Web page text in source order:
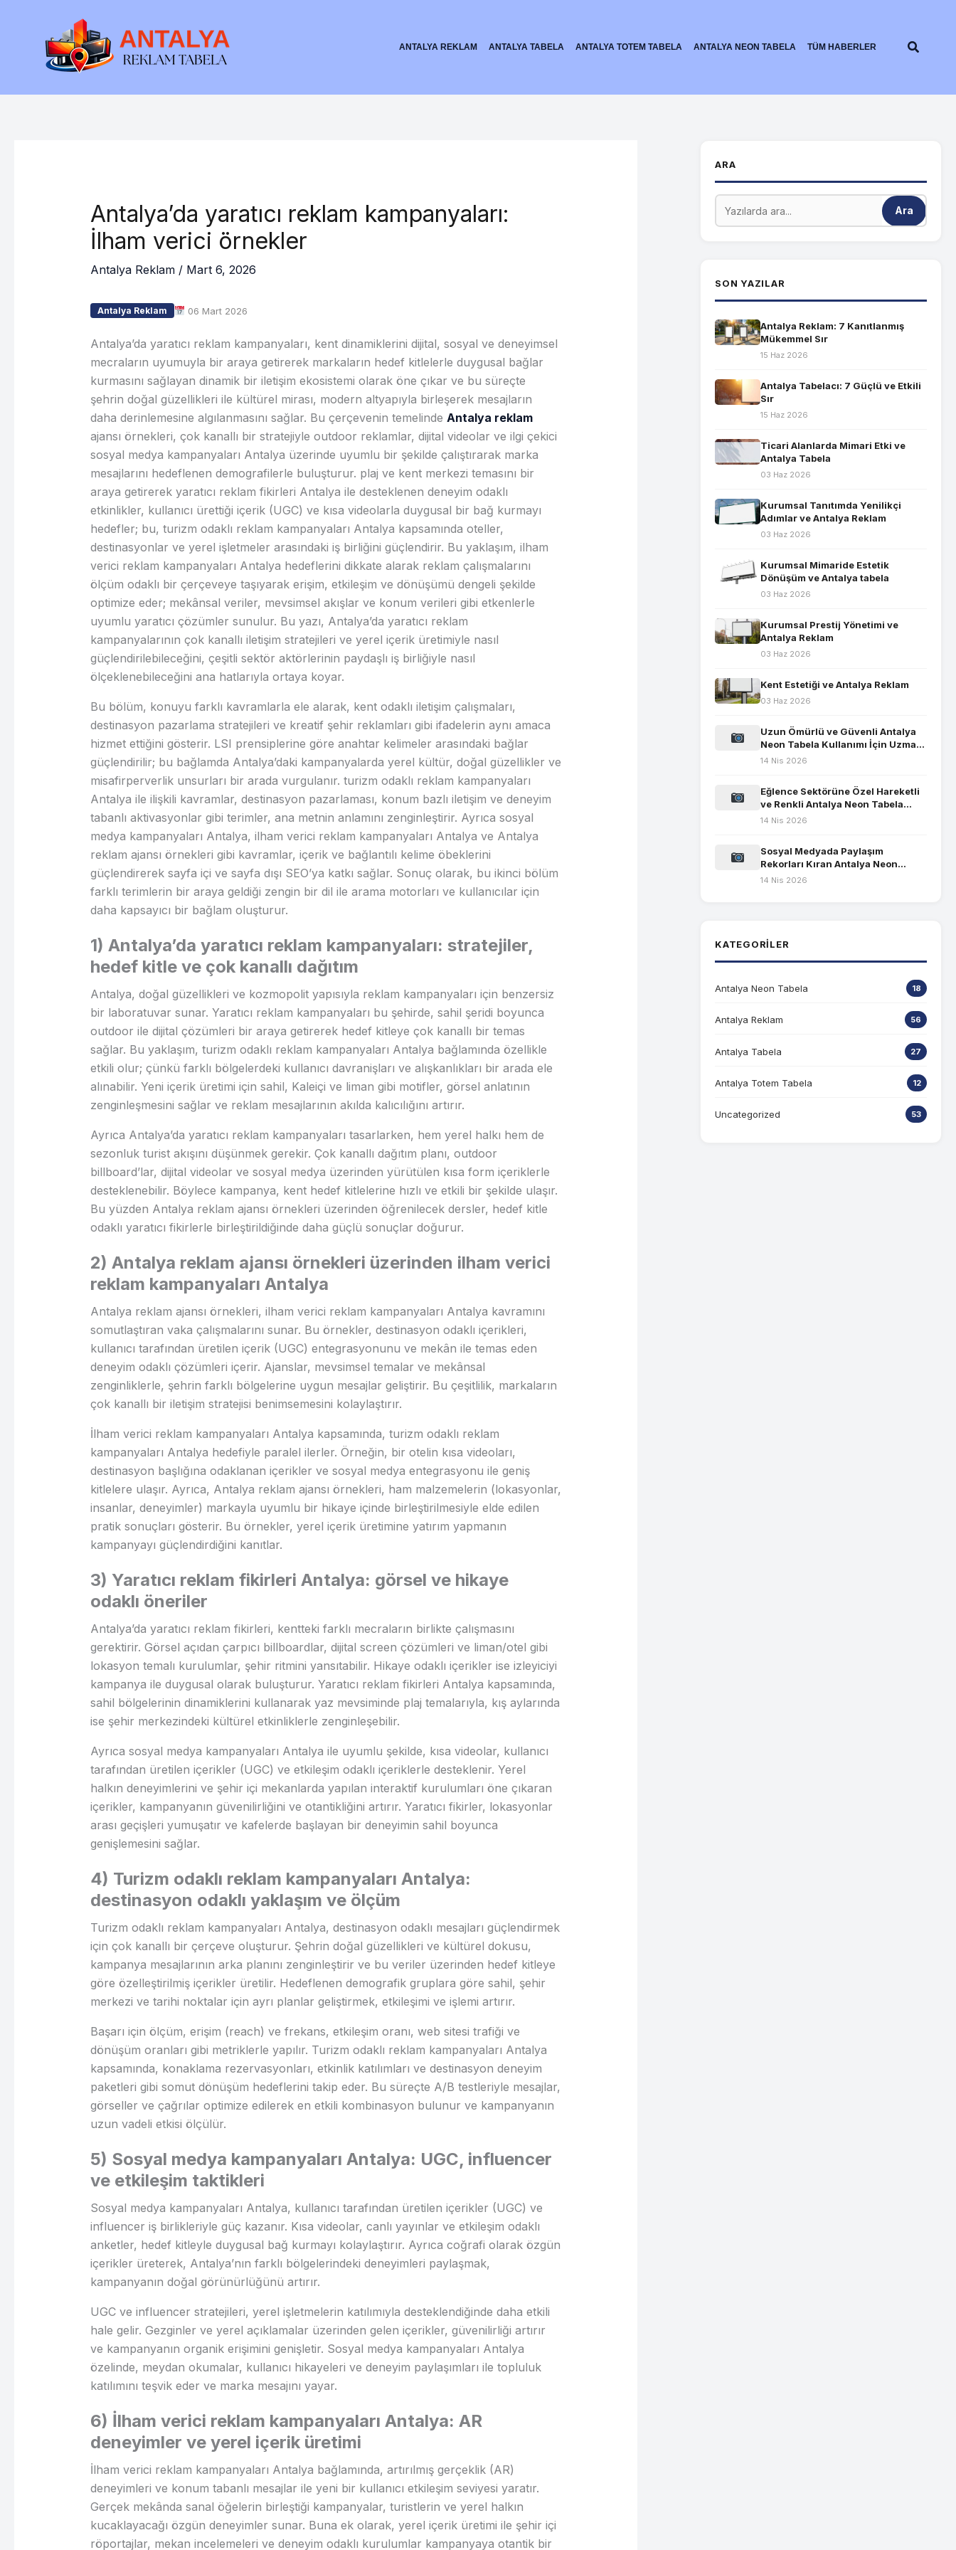
ANTALYA REKLAM ANTALYA TABELA ANTALYA TOTEM TABELA ANTALYA NEON TABELA TÜM HABERLER Ara
Antalya’da yaratıcı reklam kampanyaları:
İlham verici örnekler
Antalya Reklam/ Mart 6, 2026
Antalya Reklam 06 Mart 2026
Antalya’da yaratıcı reklam kampanyaları, kent dinamiklerini dijital, sosyal ve deneyimsel
mecraların uyumuyla bir araya getirerek markaların hedef kitlelerle duygusal bağlar
kurmasını sağlayan dinamik bir iletişim ekosistemi olarak öne çıkar ve bu süreçte
şehrin doğal güzellikleri ile kültürel mirası, modern altyapıyla birleşerek mesajların
daha derinlemesine algılanmasını sağlar. Bu çerçevenin temelinde Antalya reklam
ajansı örnekleri, çok kanallı bir stratejiyle outdoor reklamlar, dijital videolar ve ilgi çekici
sosyal medya kampanyaları Antalya üzerinde uyumlu bir şekilde çalıştırarak marka
mesajlarını hedeflenen demografilerle buluşturur. plaj ve kent merkezi temasını bir
araya getirerek yaratıcı reklam fikirleri Antalya ile desteklenen deneyim odaklı
etkinlikler, kullanıcı ürettiği içerik (UGC) ve kısa videolarla duygusal bir bağ kurmayı
hedefler; bu, turizm odaklı reklam kampanyaları Antalya kapsamında oteller,
destinasyonlar ve yerel işletmeler arasındaki iş birliğini güçlendirir. Bu yaklaşım, ilham
verici reklam kampanyaları Antalya hedeflerini dikkate alarak reklam çalışmalarını
ölçüm odaklı bir çerçeveye taşıyarak erişim, etkileşim ve dönüşümü dengeli şekilde
optimize eder; mekânsal veriler, mevsimsel akışlar ve konum verileri gibi etkenlerle
uyumlu yaratıcı çözümler sunulur. Bu yazı, Antalya’da yaratıcı reklam
kampanyalarının çok kanallı iletişim stratejileri ve yerel içerik üretimiyle nasıl
güçlendirilebileceğini, çeşitli sektör aktörlerinin paydaşlı iş birliğiyle nasıl
ölçeklenebileceğini ana hatlarıyla ortaya koyar.
Bu bölüm, konuyu farklı kavramlarla ele alarak, kent odaklı iletişim çalışmaları,
destinasyon pazarlama stratejileri ve kreatif şehir reklamları gibi ifadelerin aynı amaca
hizmet ettiğini gösterir. LSI prensiplerine göre anahtar kelimeler arasındaki bağlar
güçlendirilir; bu bağlamda Antalya’daki kampanyalarda yerel kültür, doğal güzellikler ve
misafirperverlik unsurları bir arada vurgulanır. turizm odaklı reklam kampanyaları
Antalya ile ilişkili kavramlar, destinasyon pazarlaması, konum bazlı iletişim ve deneyim
tabanlı aktivasyonlar gibi terimler, ana metnin anlamını zenginleştirir. Ayrıca sosyal
medya kampanyaları Antalya, ilham verici reklam kampanyaları Antalya ve Antalya
reklam ajansı örnekleri gibi kavramlar, içerik ve bağlantılı kelime öbeklerini
güçlendirerek sayfa içi ve sayfa dışı SEO’ya katkı sağlar. Sonuç olarak, bu ikinci bölüm
farklı terimlerin bir araya geldiği zengin bir dil ile arama motorları ve kullanıcılar için
daha kapsayıcı bir bağlam oluşturur.
1) Antalya’da yaratıcı reklam kampanyaları: stratejiler,
hedef kitle ve çok kanallı dağıtım
Antalya, doğal güzellikleri ve kozmopolit yapısıyla reklam kampanyaları için benzersiz
bir laboratuvar sunar. Yaratıcı reklam kampanyaları bu şehirde, sahil şeridi boyunca
outdoor ile dijital çözümleri bir araya getirerek hedef kitleye çok kanallı bir temas
sağlar. Bu yaklaşım, turizm odaklı reklam kampanyaları Antalya bağlamında özellikle
etkili olur; çünkü farklı bölgelerdeki kullanıcı davranişları ve alışkanlıkları bir arada ele
alınabilir. Yeni içerik üretimi için sahil, Kaleiçi ve liman gibi motifler, görsel anlatının
zenginleşmesini sağlar ve reklam mesajlarının akılda kalıcılığını artırır.
Ayrıca Antalya’da yaratıcı reklam kampanyaları tasarlarken, hem yerel halkı hem de
sezonluk turist akışını düşünmek gerekir. Çok kanallı dağıtım planı, outdoor
billboard’lar, dijital videolar ve sosyal medya üzerinden yürütülen kısa form içeriklerle
desteklenebilir. Böylece kampanya, kent hedef kitlelerine hızlı ve etkili bir şekilde ulaşır.
Bu yüzden Antalya reklam ajansı örnekleri üzerinden öğrenilecek dersler, hedef kitle
odaklı yaratıcı fikirlerle birleştirildiğinde daha güçlü sonuçlar doğurur.
2) Antalya reklam ajansı örnekleri üzerinden ilham verici
reklam kampanyaları Antalya
Antalya reklam ajansı örnekleri, ilham verici reklam kampanyaları Antalya kavramını
somutlaştıran vaka çalışmalarını sunar. Bu örnekler, destinasyon odaklı içerikleri,
kullanıcı tarafından üretilen içerik (UGC) entegrasyonunu ve mekân ile temas eden
deneyim odaklı çözümleri içerir. Ajanslar, mevsimsel temalar ve mekânsal
zenginliklerle, şehrin farklı bölgelerine uygun mesajlar geliştirir. Bu çeşitlilik, markaların
çok kanallı bir iletişim stratejisi benimsemesini kolaylaştırır.
İlham verici reklam kampanyaları Antalya kapsamında, turizm odaklı reklam
kampanyaları Antalya hedefiyle paralel ilerler. Örneğin, bir otelin kısa videoları,
destinasyon başlığına odaklanan içerikler ve sosyal medya entegrasyonu ile geniş
kitlelere ulaşır. Ayrıca, Antalya reklam ajansı örnekleri, ham malzemelerin (lokasyonlar,
insanlar, deneyimler) markayla uyumlu bir hikaye içinde birleştirilmesiyle elde edilen
pratik sonuçları gösterir. Bu örnekler, yerel içerik üretimine yatırım yapmanın
kampanyayı güçlendirdiğini kanıtlar.
3) Yaratıcı reklam fikirleri Antalya: görsel ve hikaye
odaklı öneriler
Antalya’da yaratıcı reklam fikirleri, kentteki farklı mecraların birlikte çalışmasını
gerektirir. Görsel açıdan çarpıcı billboardlar, dijital screen çözümleri ve liman/otel gibi
lokasyon temalı kurulumlar, şehir ritmini yansıtabilir. Hikaye odaklı içerikler ise izleyiciyi
kampanya ile duygusal olarak buluşturur. Yaratıcı reklam fikirleri Antalya kapsamında,
sahil bölgelerinin dinamiklerini kullanarak yaz mevsiminde plaj temalarıyla, kış aylarında
ise şehir merkezindeki kültürel etkinliklerle zenginleşebilir.
Ayrıca sosyal medya kampanyaları Antalya ile uyumlu şekilde, kısa videolar, kullanıcı
tarafından üretilen içerikler (UGC) ve etkileşim odaklı içeriklerle desteklenir. Yerel
halkın deneyimlerini ve şehir içi mekanlarda yapılan interaktif kurulumları öne çıkaran
içerikler, kampanyanın güvenilirliğini ve otantikliğini artırır. Yaratıcı fikirler, lokasyonlar
arası geçişleri yumuşatır ve kafelerde başlayan bir deneyimin sahil boyunca
genişlemesini sağlar.
4) Turizm odaklı reklam kampanyaları Antalya:
destinasyon odaklı yaklaşım ve ölçüm
Turizm odaklı reklam kampanyaları Antalya, destinasyon odaklı mesajları güçlendirmek
için çok kanallı bir çerçeve oluşturur. Şehrin doğal güzellikleri ve kültürel dokusu,
kampanya mesajlarının arka planını zenginleştirir ve bu veriler üzerinden hedef kitleye
göre özelleştirilmiş içerikler üretilir. Hedeflenen demografik gruplara göre sahil, şehir
merkezi ve tarihi noktalar için ayrı planlar geliştirmek, etkileşimi ve işlemi artırır.
Başarı için ölçüm, erişim (reach) ve frekans, etkileşim oranı, web sitesi trafiği ve
dönüşüm oranları gibi metriklerle yapılır. Turizm odaklı reklam kampanyaları Antalya
kapsamında, konaklama rezervasyonları, etkinlik katılımları ve destinasyon deneyim
paketleri gibi somut dönüşüm hedeflerini takip eder. Bu süreçte A/B testleriyle mesajlar,
görseller ve çağrılar optimize edilerek en etkili kombinasyon bulunur ve kampanyanın
uzun vadeli etkisi ölçülür.
5) Sosyal medya kampanyaları Antalya: UGC, influencer
ve etkileşim taktikleri
Sosyal medya kampanyaları Antalya, kullanıcı tarafından üretilen içerikler (UGC) ve
influencer iş birlikleriyle güç kazanır. Kısa videolar, canlı yayınlar ve etkileşim odaklı
anketler, hedef kitleyle duygusal bağ kurmayı kolaylaştırır. Ayrıca coğrafi olarak özgün
içerikler üreterek, Antalya’nın farklı bölgelerindeki deneyimleri paylaşmak,
kampanyanın doğal görünürlüğünü artırır.
UGC ve influencer stratejileri, yerel işletmelerin katılımıyla desteklendiğinde daha etkili
hale gelir. Gezginler ve yerel açıklamalar üzerinden gelen içerikler, güvenilirliği artırır
ve kampanyanın organik erişimini genişletir. Sosyal medya kampanyaları Antalya
özelinde, meydan okumalar, kullanıcı hikayeleri ve deneyim paylaşımları ile topluluk
katılımını teşvik eder ve marka mesajını yayar.
6) İlham verici reklam kampanyaları Antalya: AR
deneyimler ve yerel içerik üretimi
İlham verici reklam kampanyaları Antalya bağlamında, artırılmış gerçeklik (AR)
deneyimleri ve konum tabanlı mesajlar ile yeni bir kullanıcı etkileşim seviyesi yaratır.
Gerçek mekânda sanal öğelerin birleştiği kampanyalar, turistlerin ve yerel halkın
kucaklayacağı özgün deneyimler sunar. Buna ek olarak, yerel içerik üretimi ile şehir içi
röportajlar, mekan incelemeleri ve deneyim odaklı kurulumlar kampanyaya otantik bir
ARA
Ara
SON YAZILAR
Antalya Reklam: 7 Kanıtlanmış
Mükemmel Sır
15 Haz 2026
Antalya Tabelacı: 7 Güçlü ve Etkili
Sır
15 Haz 2026
Ticari Alanlarda Mimari Etki ve
Antalya Tabela
03 Haz 2026
Kurumsal Tanıtımda Yenilikçi
Adımlar ve Antalya Reklam
03 Haz 2026
Kurumsal Mimaride Estetik
Dönüşüm ve Antalya tabela
03 Haz 2026
Kurumsal Prestij Yönetimi ve
Antalya Reklam
03 Haz 2026
Kent Estetiği ve Antalya Reklam
03 Haz 2026
Uzun Ömürlü ve Güvenli Antalya
Neon Tabela Kullanımı İçin Uzman
Tavsiyeleri
14 Nis 2026
Eğlence Sektörüne Özel Hareketli
ve Renkli Antalya Neon Tabela
Tasarımları
14 Nis 2026
Sosyal Medyada Paylaşım
Rekorları Kıran Antalya Neon
Tabela Konseptleri
14 Nis 2026
KATEGORILER
Antalya Neon Tabela 18
Antalya Reklam 56
Antalya Tabela 27
Antalya Totem Tabela 12
Uncategorized 53